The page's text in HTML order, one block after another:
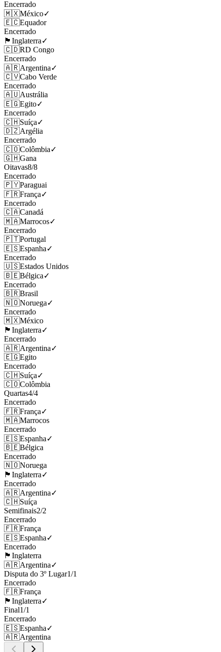
Encerrado
🇲🇽México✓
🇪🇨Equador
Encerrado
🏴󠁧󠁢󠁥󠁮󠁧󠁿 Inglaterra✓
🇨🇩RD Congo
Encerrado
🇦🇷Argentina✓
🇨🇻Cabo Verde
Encerrado
🇦🇺Austrália
🇪🇬Egito✓
Encerrado
🇨🇭Suíça✓
🇩🇿Argélia
Encerrado
🇨🇴Colômbia✓
🇬🇭Gana
Oitavas8/8
Encerrado
🇵🇾Paraguai
🇫🇷França✓
Encerrado
🇨🇦Canadá
🇲🇦Marrocos✓
Encerrado
🇵🇹Portugal
🇪🇸Espanha✓
Encerrado
🇺🇸Estados Unidos
🇧🇪Bélgica✓
Encerrado
🇧🇷Brasil
🇳🇴Noruega✓
Encerrado
🇲🇽México
🏴󠁧󠁢󠁥󠁮󠁧󠁿 Inglaterra✓
Encerrado
🇦🇷Argentina✓
🇪🇬Egito
Encerrado
🇨🇭Suíça✓
🇨🇴Colômbia
Quartas4/4
Encerrado
🇫🇷França✓
🇲🇦Marrocos
Encerrado
🇪🇸Espanha✓
🇧🇪Bélgica
Encerrado
🇳🇴Noruega
🏴󠁧󠁢󠁥󠁮󠁧󠁿 Inglaterra✓
Encerrado
🇦🇷Argentina✓
🇨🇭Suíça
Semifinais2/2
Encerrado
🇫🇷França
🇪🇸Espanha✓
Encerrado
🏴󠁧󠁢󠁥󠁮󠁧󠁿 Inglaterra
🇦🇷Argentina✓
Disputa do 3º Lugar1/1
Encerrado
🇫🇷França
🏴󠁧󠁢󠁥󠁮󠁧󠁿 Inglaterra✓
Final1/1
Encerrado
🇪🇸Espanha✓
🇦🇷Argentina